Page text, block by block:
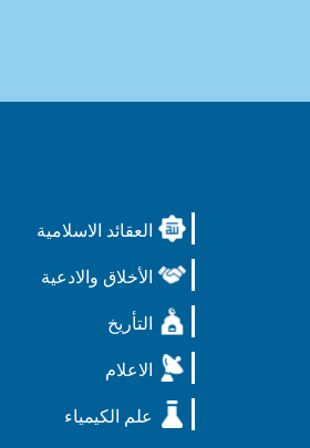
العقائد الاسلامية
الأخلاق والادعية
التأريخ
الاعلام
علم الكيمياء